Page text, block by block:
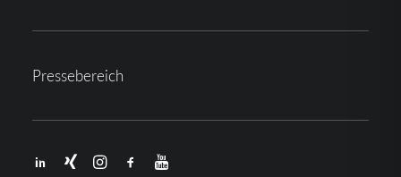
Pressebereich